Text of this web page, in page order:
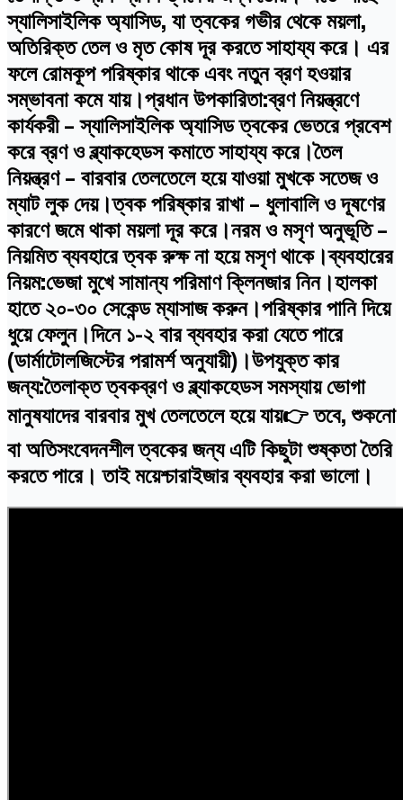
স্যালিসাইলিক অ্যাসিড, যা ত্বকের গভীর থেকে ময়লা,
অতিরিক্ত তেল ও মৃত কোষ দূর করতে সাহায্য করে। এর
ফলে রোমকূপ পরিষ্কার থাকে এবং নতুন ব্রণ হওয়ার
সম্ভাবনা কমে যায়।প্রধান উপকারিতা:ব্রণ নিয়ন্ত্রণে
কার্যকরী – স্যালিসাইলিক অ্যাসিড ত্বকের ভেতরে প্রবেশ
করে ব্রণ ও ব্ল্যাকহেডস কমাতে সাহায্য করে।তৈল
নিয়ন্ত্রণ – বারবার তেলতেলে হয়ে যাওয়া মুখকে সতেজ ও
ম্যাট লুক দেয়।ত্বক পরিষ্কার রাখা – ধুলাবালি ও দূষণের
কারণে জমে থাকা ময়লা দূর করে।নরম ও মসৃণ অনুভূতি –
নিয়মিত ব্যবহারে ত্বক রুক্ষ না হয়ে মসৃণ থাকে।ব্যবহারের
নিয়ম:ভেজা মুখে সামান্য পরিমাণ ক্লিনজার নিন।হালকা
হাতে ২০-৩০ সেকেন্ড ম্যাসাজ করুন।পরিষ্কার পানি দিয়ে
ধুয়ে ফেলুন।দিনে ১-২ বার ব্যবহার করা যেতে পারে
(ডার্মাটোলজিস্টের পরামর্শ অনুযায়ী)।উপযুক্ত কার
জন্য:তৈলাক্ত ত্বকব্রণ ও ব্ল্যাকহেডস সমস্যায় ভোগা
মানুষযাদের বারবার মুখ তেলতেলে হয়ে যায়👉 তবে, শুকনো
বা অতিসংবেদনশীল ত্বকের জন্য এটি কিছুটা শুষ্কতা তৈরি
করতে পারে। তাই ময়েশ্চারাইজার ব্যবহার করা ভালো।